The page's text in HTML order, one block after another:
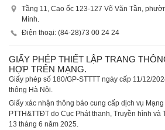
Tầng 11, Cao ốc 123-127 Võ Văn Tần,
Minh.
Điện thoại: (84-28)73 00 24 24
GIẤY PHÉP THIẾT LẬP TRANG
HỢP TRÊN MẠNG.
Giấy phép số 180/GP-STTTT ngày cấp 11/12/
thông Hà Nội.
Giấy xác nhận thông báo cung cấp dịch vụ
PTTH&TTĐT do Cục Phát thanh, Truyền hình
13 tháng 6 năm 2025.